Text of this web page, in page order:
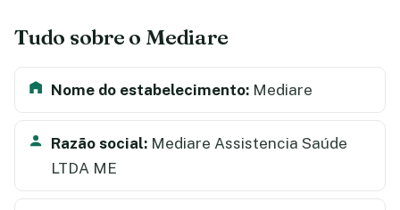
Tudo sobre o Mediare
Nome do estabelecimento: Mediare
Razão social: Mediare Assistencia Saúde
LTDA ME